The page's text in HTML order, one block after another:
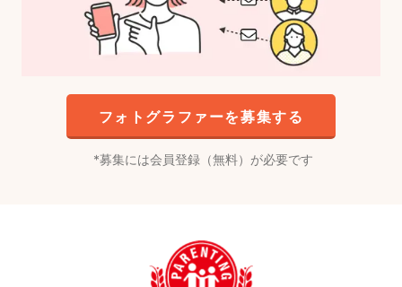
フォトグラファーを募集する
募集には会員登録（無料）が必要です